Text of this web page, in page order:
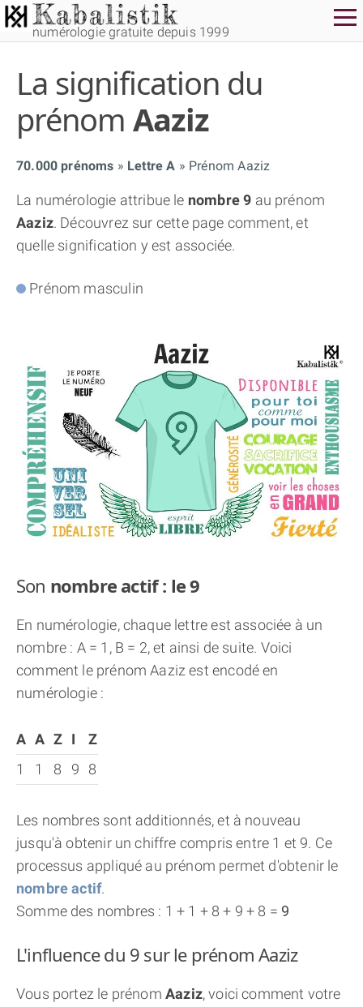
numérologie gratuite depuis 1999
La signification du
prénom Aaziz
70.000 prénoms Lettre A Prénom Aaziz
La numérologie attribue le nombre 9 au prénom
Aaziz. Découvrez sur cette page comment, et
quelle signification y est associée.
Prénom masculin
Son nombre actif : le 9
En numérologie, chaque lettre est associée à un
nombre : A = 1, B = 2, et ainsi de suite. Voici
comment le prénom Aaziz est encodé en
numérologie :
A A Z I
Z
1
1 8 9 8
Les nombres sont additionnés, et à nouveau
jusqu'à obtenir un chiffre compris entre 1 et 9. Ce
processus appliqué au prénom permet d'obtenir le
nombre actif.
Somme des nombres : 1 + 1 + 8 + 9 + 8 = 9
L'influence du 9 sur le prénom Aaziz
Vous portez le prénom Aaziz, voici comment votre
THÈME GRATUIT
THÈME NUMÉROLOGIQUE APPROFONDI
THÈME TEMPOREL
THÈME « DOUBLE JE »
APPRENDRE LA NUMÉROLOGIE
EXPLORER LA NUMÉROLOGIE
70.000 PRÉNOMS
(À PROPOS)